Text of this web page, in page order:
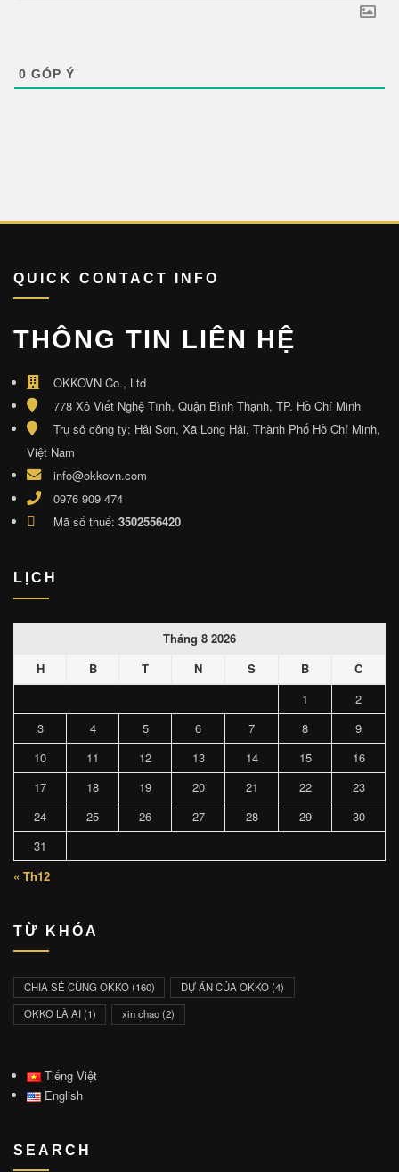
0 GÓP Ý
QUICK CONTACT INFO
THÔNG TIN LIÊN HỆ
OKKOVN Co., Ltd
778 Xô Viết Nghệ Tĩnh, Quận Bình Thạnh, TP. Hồ Chí Minh
Trụ sở công ty: Hải Sơn, Xã Long Hải, Thành Phố Hồ Chí Minh,
Việt Nam
info@okkovn.com
0976 909 474
Mã số thuế: 3502556420
LỊCH
Tháng 8 2026
H
B T N S B
C
1
2
3
4 5 6 7 8
9
10
11 12 13 14 15
16
17
18 19 20 21 22
23
24
25 26 27 28 29
30
31
« Th12
TỪ KHÓA
CHIA SẺ CÙNG OKKO(160) DỰ ÁN CỦA OKKO(4)
OKKO LÀ AI(1) xin chao(2)
Tiếng Việt
English
SEARCH